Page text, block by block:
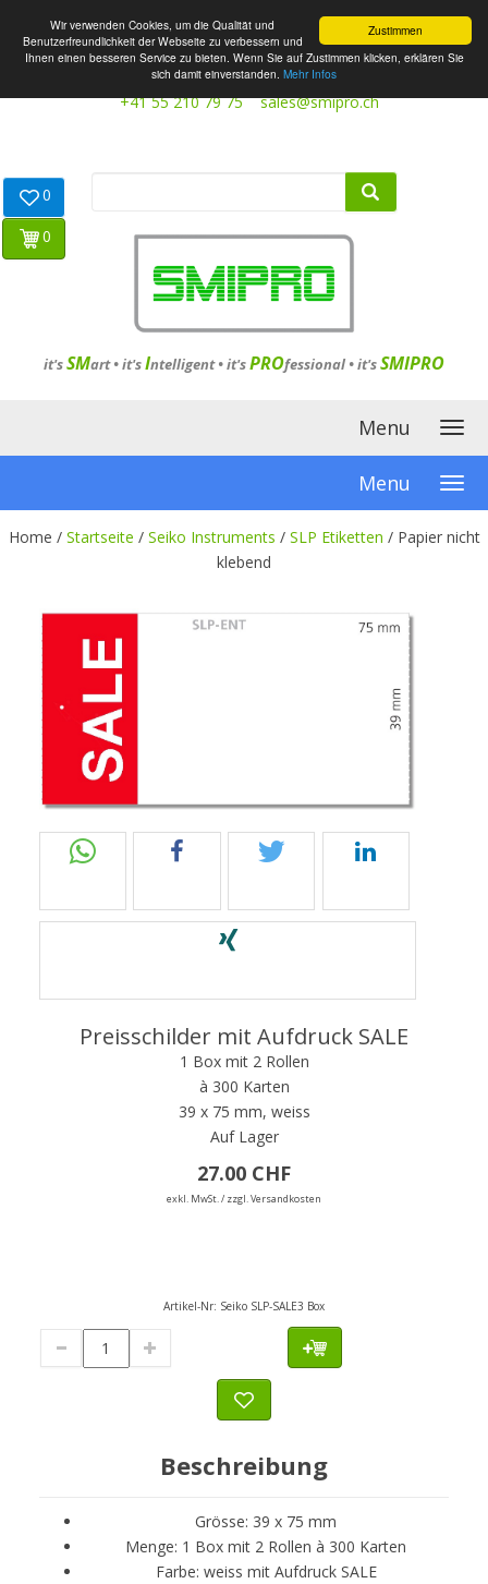
Zustimmen
Wir verwenden Cookies, um die Qualität und
Benutzerfreundlichkeit der Webseite zu verbessern und
Ihnen einen besseren Service zu bieten. Wenn Sie auf Zustimmen klicken, erklären Sie
sich damit einverstanden. Mehr Infos
+41 55 210 79 75 sales@smipro.ch
it'sSMart •it'sIntelligent•it'sPROfessional •it'sSMIPRO
0
0
Menu
Menu
Home / Startseite / Seiko Instruments / SLP Etiketten / Papier nicht
klebend
Preisschilder mit Aufdruck SALE
1 Box mit 2 Rollen
à 300 Karten
39 x 75 mm, weiss
Auf Lager
27.00 CHF
exkl. MwSt. / zzgl. Versandkosten
Artikel-Nr: Seiko SLP-SALE3 Box
Beschreibung
Grösse: 39 x 75 mm
Menge: 1 Box mit 2 Rollen à 300 Karten
Farbe: weiss mit Aufdruck SALE